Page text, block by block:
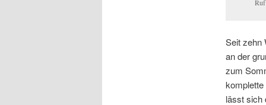
Seit zehn
an der
zum
lässt sich